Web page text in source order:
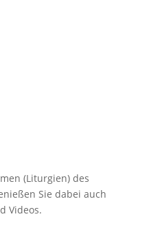
(Liturgien) des
Sie dabei auch
Videos.